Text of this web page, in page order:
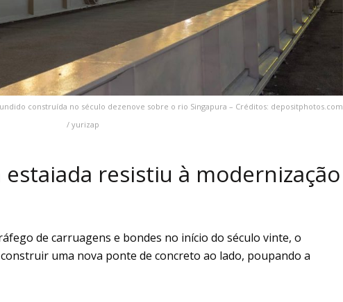
construída no século dezenove sobre o rio Singapura – Créditos: depositphotos.com
/ yurizap
resistiu à modernização
de carruagens e bondes no início do século vinte, o
uma nova ponte de concreto ao lado, poupando a